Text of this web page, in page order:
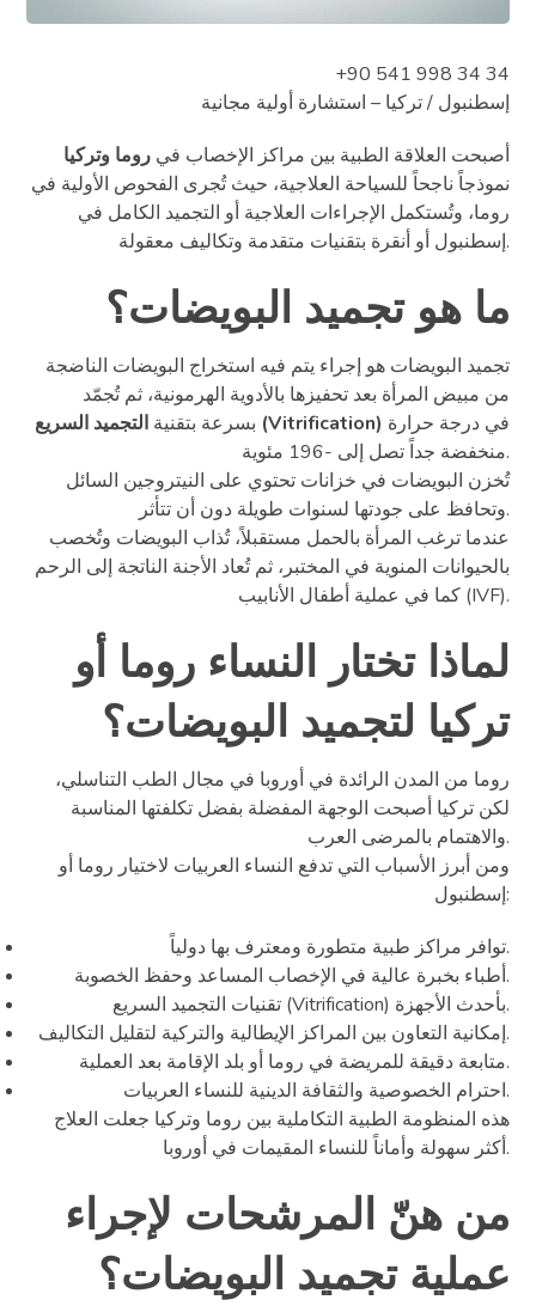
+90 541 998 34 34
إسطنبول / تركيا – استشارة أولية مجانية
أصبحت العلاقة الطبية بين مراكز الإخصاب فيروما وتركيا
نموذجاً ناجحاً للسياحة العلاجية، حيث تُجرى الفحوص الأولية في
روما، وتُستكمل الإجراءات العلاجية أو التجميد الكامل في
إسطنبول أو أنقرة بتقنيات متقدمة وتكاليف معقولة.
ما هو تجميد البويضات؟
تجميد البويضات هو إجراء يتم فيه استخراج البويضات الناضجة
من مبيض المرأة بعد تحفيزها بالأدوية الهرمونية، ثم تُجمّد
بسرعة بتقنية التجميد السريع (Vitrification)
منخفضة جداً تصل إلى -196 مئوية.
تُخزن البويضات في خزانات تحتوي على النيتروجين السائل
وتحافظ على جودتها لسنوات طويلة دون أن تتأثر.
عندما ترغب المرأة بالحمل مستقبلاً، تُذاب البويضات وتُخصب
بالحيوانات المنوية في المختبر، ثم تُعاد الأجنة الناتجة إلى الرحم
كما في عملية أطفال الأنابيب (IVF).
لماذا تختار النساء روما أو
تركيا لتجميد البويضات؟
روما من المدن الرائدة في أوروبا في مجال الطب التناسلي،
لكن تركيا أصبحت الوجهة المفضلة بفضل تكلفتها المناسبة
والاهتمام بالمرضى العرب.
ومن أبرز الأسباب التي تدفع النساء العربيات لاختيار روما أو
إسطنبول:
توافر مراكز طبية متطورة ومعترف بها دولياً.
أطباء بخبرة عالية في الإخصاب المساعد وحفظ الخصوبة.
تقنيات التجميد السريع (Vitrification) بأحدث الأجهزة.
إمكانية التعاون بين المراكز الإيطالية والتركية لتقليل التكاليف.
متابعة دقيقة للمريضة في روما أو بلد الإقامة بعد العملية.
احترام الخصوصية والثقافة الدينية للنساء العربيات.
هذه المنظومة الطبية التكاملية بين روما وتركيا جعلت العلاج
أكثر سهولة وأماناً للنساء المقيمات في أوروبا.
من هنّ المرشحات لإجراء
عملية تجميد البويضات؟